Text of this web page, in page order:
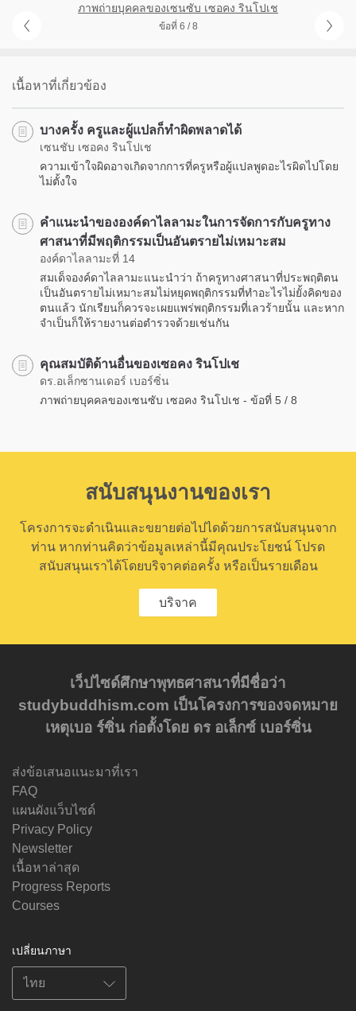
ภาพถ่ายบุคคลของเซนซับ เซอคง รินโปเช
ข้อที่ 6 / 8
เนื้อหาที่เกี่ยวข้อง
บางครั้ง ครูและผู้แปลก็ทำผิดพลาดได้
เซนชับ เซอคง รินโปเช
ความเข้าใจผิดอาจเกิดจากการที่ครูหรือผู้แปลพูดอะไรผิดไปโดย
ไม่ตั้งใจ
คำแนะนำขององค์ดาไลลามะในการจัดการกับครูทาง
ศาสนาที่มีพฤติกรรมเป็นอันตรายไม่เหมาะสม
องค์ดาไลลามะที่ 14
สมเด็จองค์ดาไลลามะแนะนำว่า ถ้าครูทางศาสนาที่ประพฤติตน
เป็นอันตรายไม่เหมาะสมไม่หยุดพฤติกรรมที่ทำอะไรไม่ยั้งคิดของ
ตนแล้ว นักเรียนก็ควรจะเผยแพร่พฤติกรรมที่เลวร้ายนั้น และหาก
จำเป็นก็ให้รายงานต่อตำรวจด้วยเช่นกัน
คุณสมบัติด้านอื่นของเซอคง รินโปเช
ดร.อเล็กซานเดอร์ เบอร์ซิ่น
ภาพถ่ายบุคคลของเซนซับ เซอคง รินโปเช - ข้อที่ 5 / 8
สนับสนุนงานของเรา
โครงการจะดำเนินและขยายต่อไปไดด้วยการสนับสนุนจาก
ท่าน หากท่านคิดว่าข้อมูลเหล่านี้มีคุณประโยชน์ โปรด
สนับสนุนเราได้โดยบริจาคต่อครั้ง หรือเป็นรายเดือน
บริจาค
เว็ปไซด์ศึกษาพุทธศาสนาที่มีชื่อว่า
studybuddhism.com เป็นโครงการของจดหมาย
เหตุเบอ ร์ซิ่น ก่อตั้งโดย ดร อเล็กซ์ เบอร์ซิ่น
ส่งข้อเสนอแนะมาที่เรา
FAQ
แผนผังแว็บไซด์
Privacy Policy
Newsletter
เนื้อหาล่าสุด
Progress Reports
Courses
เปลี่ยนภาษา